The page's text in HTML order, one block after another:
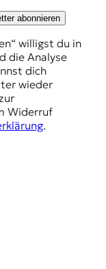
abonnieren
willigst du in
die Analyse
dich
wieder
Widerruf
.